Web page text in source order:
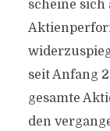
scheine
seit Anfang
gesamte
den